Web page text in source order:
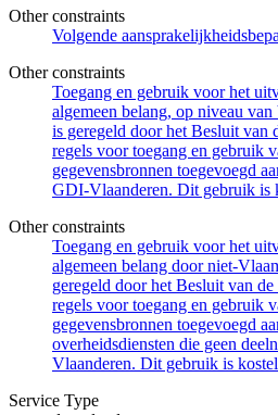
Other constraints
Volgende
Other constraints
Toegang en gebruik voor het
algemeen belang, op niveau
is geregeld door het Besluit van
regels voor toegang en gebruik
gegevensbronnen toegevoegd
GDI-Vlaanderen. Dit gebruik is
Other constraints
Toegang en gebruik voor het
algemeen belang door niet-
geregeld door het Besluit van
regels voor toegang en gebruik
gegevensbronnen toegevoegd
overheidsdiensten die geen
Vlaanderen. Dit gebruik is
Service Type